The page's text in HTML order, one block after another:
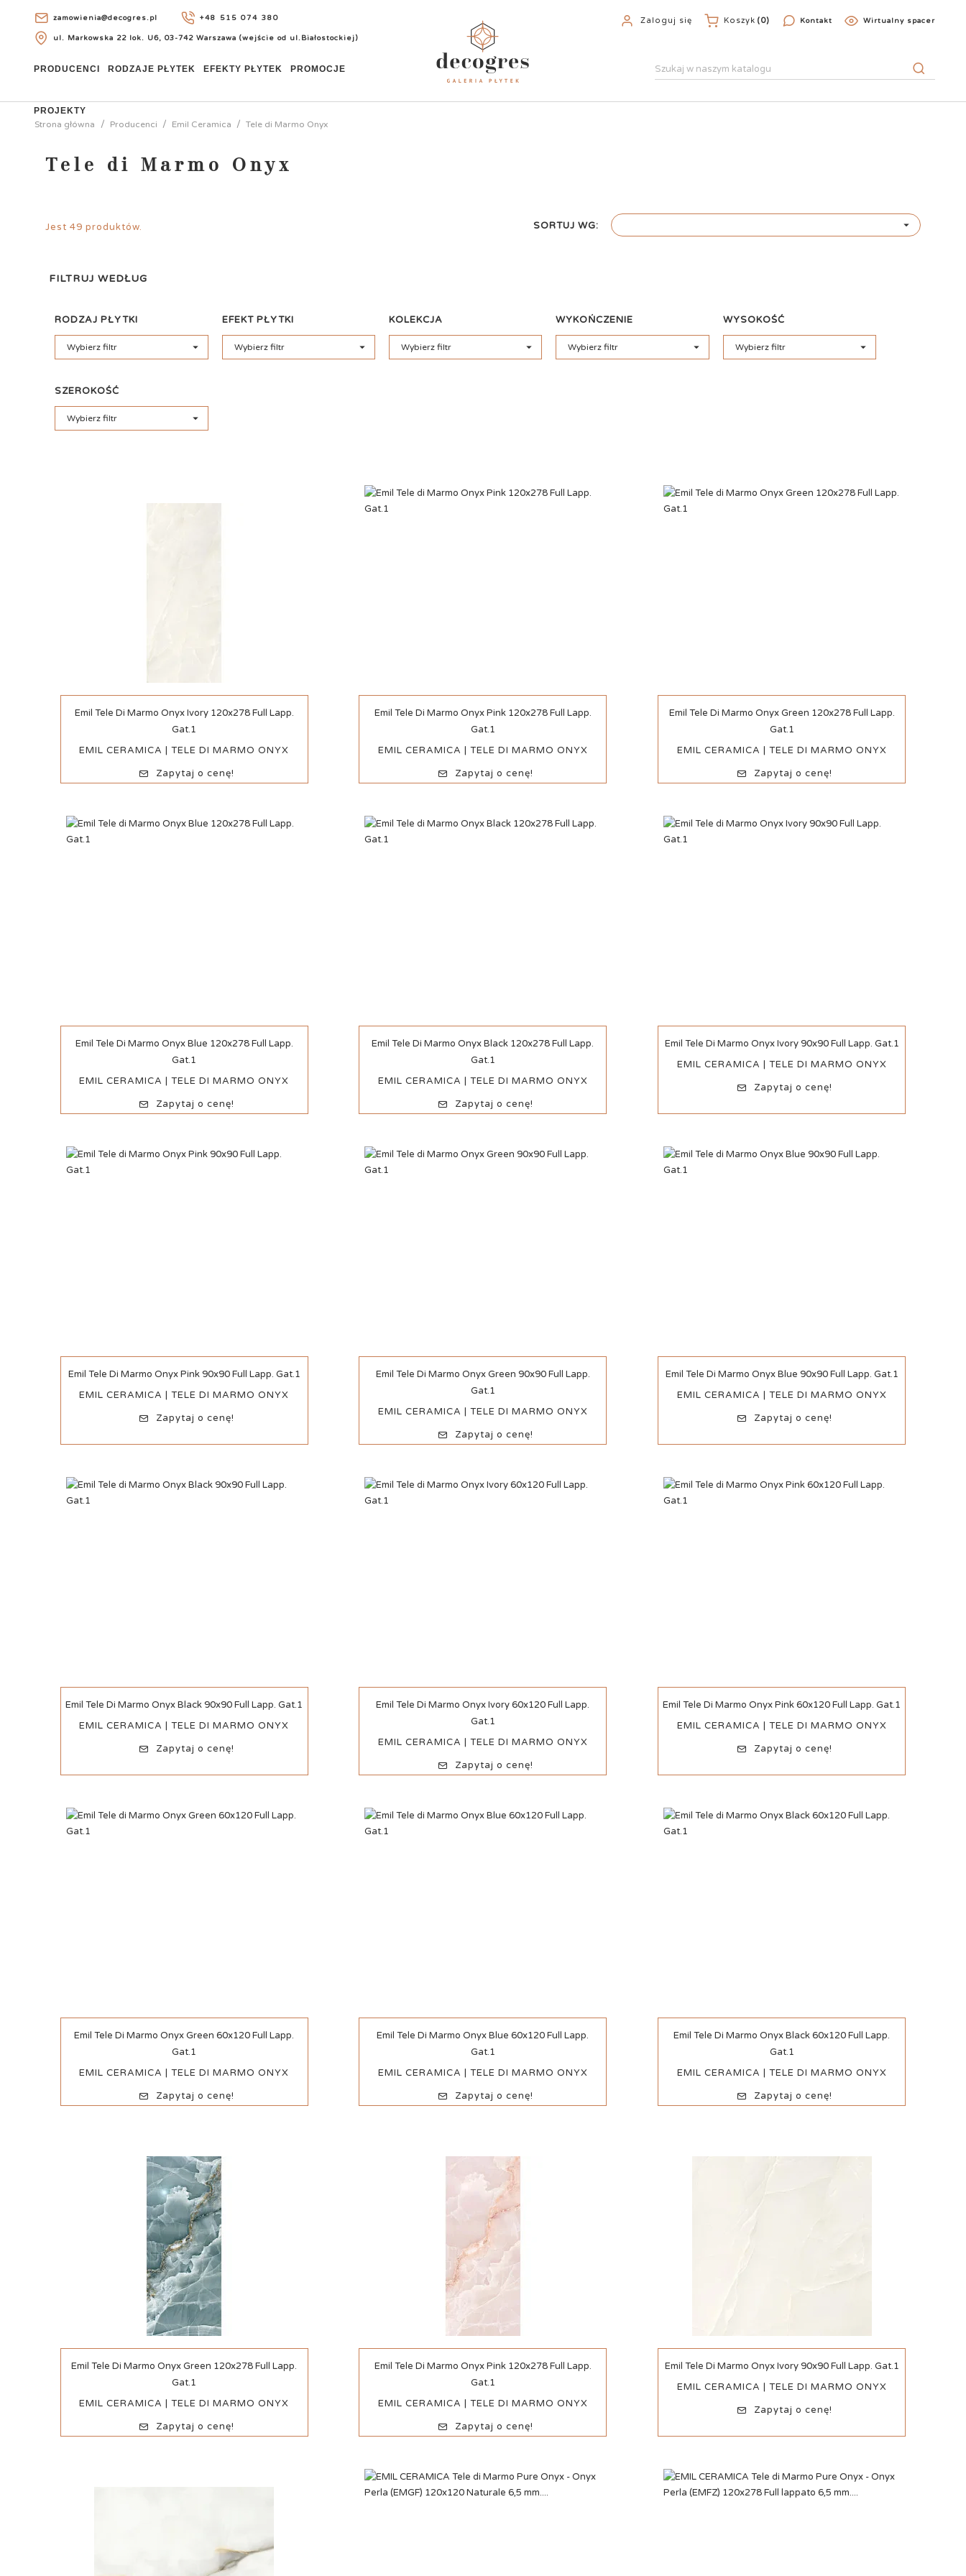
zamowienia@decogres.pl +48 515 074 380
ul. Markowska 22 lok. U6, 03-742 Warszawa (wejście od ul.Białostockiej)
Zaloguj się Koszyk (0) Kontakt Wirtualny spacer
PRODUCENCI RODZAJE PŁYTEK EFEKTY PŁYTEK PROMOCJE
PROJEKTY
Strona główna
Producenci Emil Ceramica Tele di Marmo Onyx
Tele di Marmo Onyx
Jest 49 produktów. SORTUJ WG: 
FILTRUJ WEDŁUG
RODZAJ PŁYTKI
Wybierz filtr 
EFEKT PŁYTKI
Wybierz filtr 
KOLEKCJA
Wybierz filtr 
WYKOŃCZENIE
Wybierz filtr 
WYSOKOŚĆ
Wybierz filtr 
SZEROKOŚĆ
Wybierz filtr 
Emil Tele Di Marmo Onyx Ivory 120x278 Full Lapp.
Gat.1
EMIL CERAMICA | TELE DI MARMO ONYX
Zapytaj o cenę!
Szybki podgląd
Emil Tele Di Marmo Onyx Pink 120x278 Full Lapp.
Gat.1
EMIL CERAMICA | TELE DI MARMO ONYX
Zapytaj o cenę!
Szybki podgląd
Emil Tele Di Marmo Onyx Green 120x278 Full Lapp.
Gat.1
EMIL CERAMICA | TELE DI MARMO ONYX
Zapytaj o cenę!
Szybki podgląd
Emil Tele Di Marmo Onyx Blue 120x278 Full Lapp.
Gat.1
EMIL CERAMICA | TELE DI MARMO ONYX
Zapytaj o cenę!
Szybki podgląd
Emil Tele Di Marmo Onyx Black 120x278 Full Lapp.
Gat.1
EMIL CERAMICA | TELE DI MARMO ONYX
Zapytaj o cenę!
Szybki podgląd
Emil Tele Di Marmo Onyx Ivory 90x90 Full Lapp. Gat.1
EMIL CERAMICA | TELE DI MARMO ONYX
Zapytaj o cenę!
Szybki podgląd
Emil Tele Di Marmo Onyx Pink 90x90 Full Lapp. Gat.1
EMIL CERAMICA | TELE DI MARMO ONYX
Zapytaj o cenę!
Szybki podgląd
Emil Tele Di Marmo Onyx Green 90x90 Full Lapp.
Gat.1
EMIL CERAMICA | TELE DI MARMO ONYX
Zapytaj o cenę!
Szybki podgląd
Emil Tele Di Marmo Onyx Blue 90x90 Full Lapp. Gat.1
EMIL CERAMICA | TELE DI MARMO ONYX
Zapytaj o cenę!
Szybki podgląd
Emil Tele Di Marmo Onyx Black 90x90 Full Lapp. Gat.1
EMIL CERAMICA | TELE DI MARMO ONYX
Zapytaj o cenę!
Szybki podgląd
Emil Tele Di Marmo Onyx Ivory 60x120 Full Lapp.
Gat.1
EMIL CERAMICA | TELE DI MARMO ONYX
Zapytaj o cenę!
Szybki podgląd
Emil Tele Di Marmo Onyx Pink 60x120 Full Lapp. Gat.1
EMIL CERAMICA | TELE DI MARMO ONYX
Zapytaj o cenę!
Szybki podgląd
Emil Tele Di Marmo Onyx Green 60x120 Full Lapp.
Gat.1
EMIL CERAMICA | TELE DI MARMO ONYX
Zapytaj o cenę!
Szybki podgląd
Emil Tele Di Marmo Onyx Blue 60x120 Full Lapp.
Gat.1
EMIL CERAMICA | TELE DI MARMO ONYX
Zapytaj o cenę!
Szybki podgląd
Emil Tele Di Marmo Onyx Black 60x120 Full Lapp.
Gat.1
EMIL CERAMICA | TELE DI MARMO ONYX
Zapytaj o cenę!
Szybki podgląd
Emil Tele Di Marmo Onyx Green 120x278 Full Lapp.
Gat.1
EMIL CERAMICA | TELE DI MARMO ONYX
Zapytaj o cenę!
Szybki podgląd
Emil Tele Di Marmo Onyx Pink 120x278 Full Lapp.
Gat.1
EMIL CERAMICA | TELE DI MARMO ONYX
Zapytaj o cenę!
Szybki podgląd
Emil Tele Di Marmo Onyx Ivory 90x90 Full Lapp. Gat.1
EMIL CERAMICA | TELE DI MARMO ONYX
Zapytaj o cenę!
Szybki podgląd